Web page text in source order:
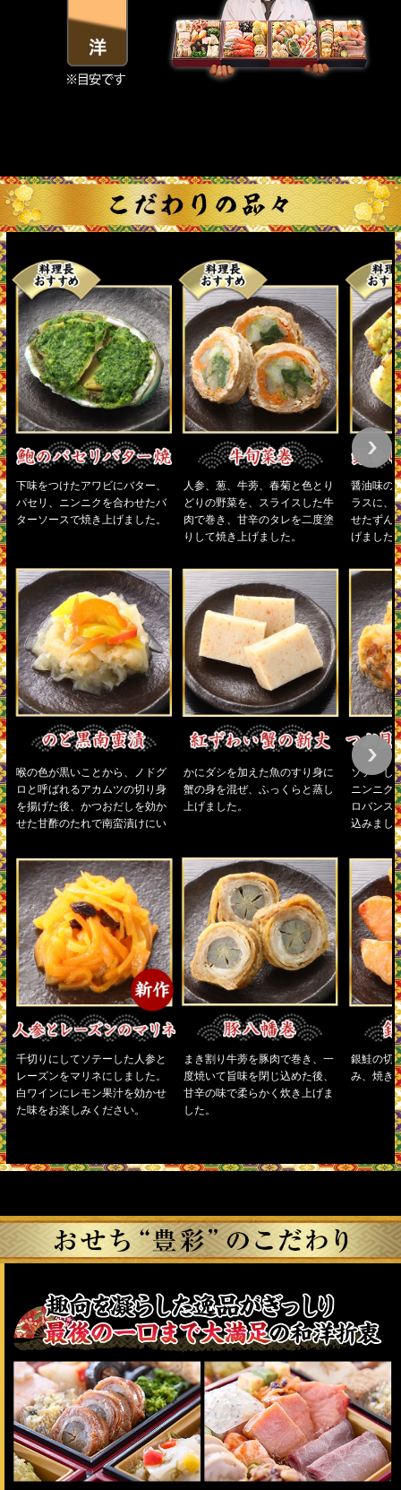
下味をつけたアワビにバター、
パセリ、ニンニクを合わせたバ
ターソースで焼き上げました。
喉の色が黒いことから、ノドグ
ロと呼ばれるアカムツの切り身
を揚げた後、かつおだしを効か
せた甘酢のたれで南蛮漬けにい
千切りにしてソテーした人参と
レーズンをマリネにしました。
白ワインにレモン果汁を効かせ
た味をお楽しみください。
人参、葱、牛蒡、春菊と色とり
どりの野菜を、スライスした牛
肉で巻き、甘辛のタレを二度塗
りして焼き上げました。
かにダシを加えた魚のすり身に
蟹の身を混ぜ、ふっくらと蒸し
上げました。
まき割り牛蒡を豚肉で巻き、一
度焼いて旨味を閉じ込めた後、
甘辛の味で柔らかく炊き上げま
した。
醤油味の
ラスに、
せたずん
げました
ソテーし
ニンニク
ロバンス
込みまし
銀鮭の切
み、焼き